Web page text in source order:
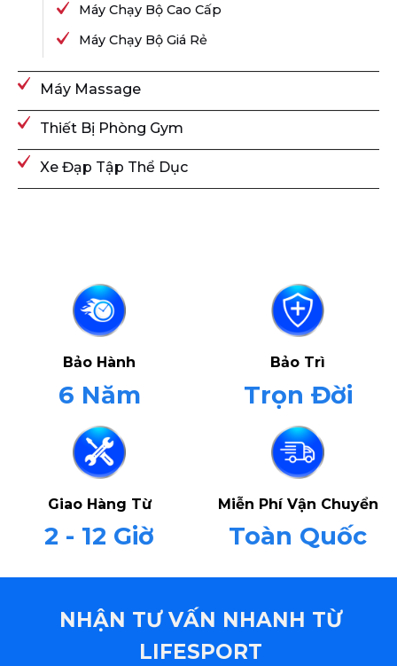
Máy Chạy Bộ Cao Cấp
Máy Chạy Bộ Giá Rẻ
Máy Massage
Thiết Bị Phòng Gym
Xe Đạp Tập Thể Dục
Bảo Hành
6 Năm
Bảo Trì
Trọn Đời
Giao Hàng Từ
2 - 12 Giờ
Miễn Phí Vận Chuyển
Toàn Quốc
NHẬN TƯ VẤN NHANH TỪ
LIFESPORT